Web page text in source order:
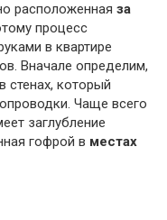
расположенная за
процесс
в квартире
Вначале определим,
стенах, который
Чаще всего
заглубление
гофрой в местах